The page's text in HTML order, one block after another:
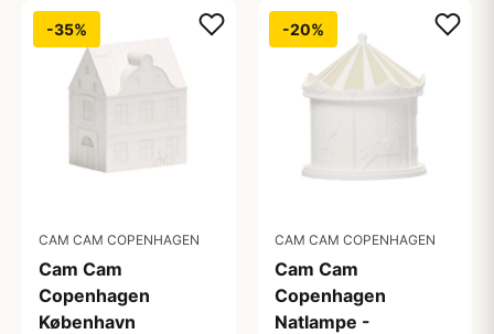
-35%
CAM CAM COPENHAGEN
Cam Cam
Copenhagen
København
-20%
CAM CAM COPENHAGEN
Cam Cam
Copenhagen
Natlampe -